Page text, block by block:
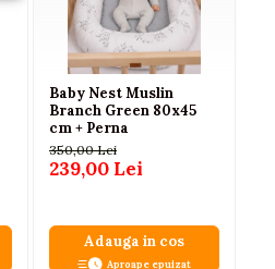
Baby Nest Muslin
Branch Green 80x45
cm + Perna
350,00 Lei
239,00 Lei
Adauga in cos
Aproape epuizat